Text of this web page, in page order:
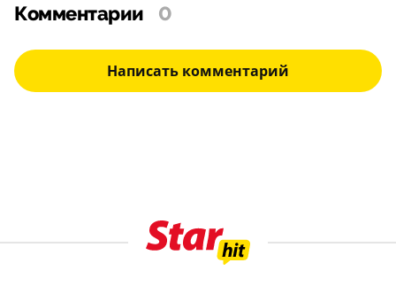
Комментарии 0
Написать комментарий